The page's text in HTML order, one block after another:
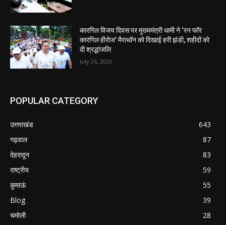
कारगिल विजय दिवस पर मुख्यमंत्री धामी ने ‘रन फॉर
कारगिल हीरोज’ मैराथॉन को दिखाई हरी झंडी, शहीदों को
दी श्रद्धांजलि
July 26, 2026
POPULAR CATEGORY
उत्तराखंड
643
गढ़वाल
87
देहरादून
83
राष्ट्रीय
59
कुमाऊं
55
Blog
39
चमोली
28